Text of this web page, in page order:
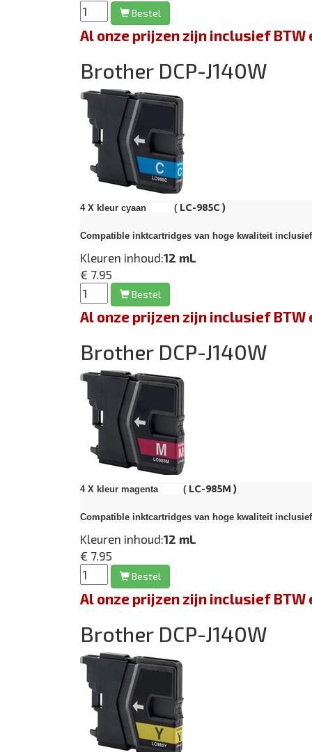
Bestel
Al onze prijzen zijn inclusief
Brother DCP-J140W
4 X kleur cyaan ( LC-985C )
Compatible inktcartridges van hoge kwaliteit
Kleuren inhoud:12 mL
€ 7.95
Bestel
Al onze prijzen zijn inclusief
Brother DCP-J140W
4 X kleur magenta ( LC-985M )
Compatible inktcartridges van hoge kwaliteit
Kleuren inhoud:12 mL
€ 7.95
Bestel
Al onze prijzen zijn inclusief
Brother DCP-J140W